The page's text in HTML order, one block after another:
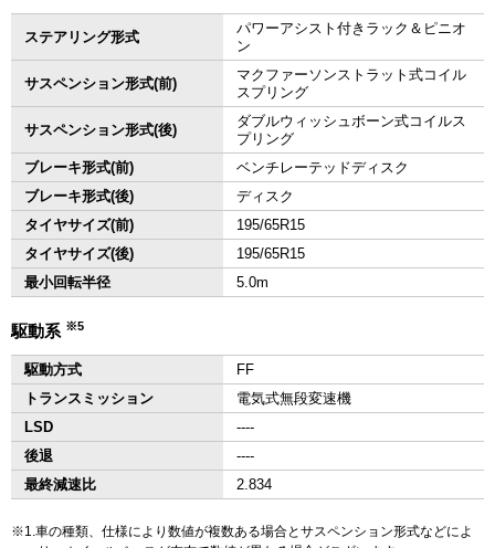
ステアリング形式
パワーアシスト付きラック＆ピニオ
ン
サスペンション形式(前)
マクファーソンストラット式コイル
スプリング
サスペンション形式(後)
ダブルウィッシュボーン式コイルス
プリング
ブレーキ形式(前)
ベンチレーテッドディスク
ブレーキ形式(後)
ディスク
タイヤサイズ(前)
195/65R15
タイヤサイズ(後)
195/65R15
最小回転半径
5.0m
駆動系 ※5
駆動方式
FF
トランスミッション
電気式無段変速機
LSD
‐‐‐‐
後退
‐‐‐‐
最終減速比
2.834
1.車の種類、仕様により数値が複数ある場合とサスペンション形式などによ